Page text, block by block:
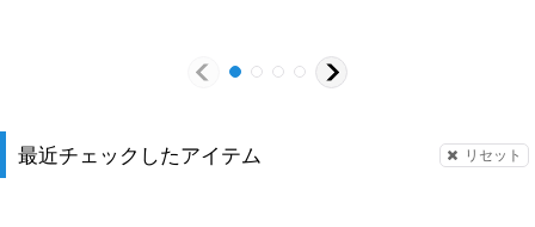
最近チェックしたアイテム リセット